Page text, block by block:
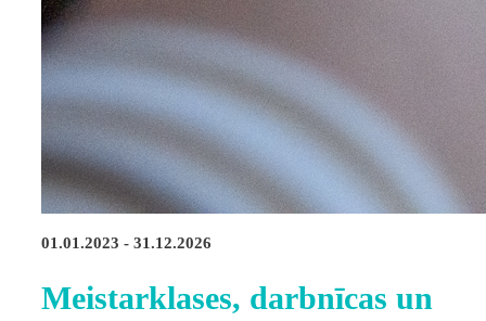
01.01.2023 - 31.12.2026
Meistarklases, darbnīcas un